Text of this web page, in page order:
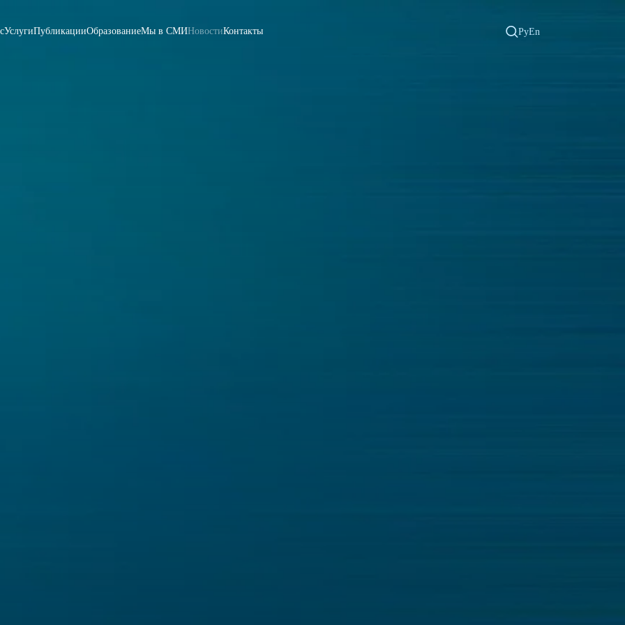
УслугиПубликацииОбразованиеМы в СМИНовостиКонтакты РуEn